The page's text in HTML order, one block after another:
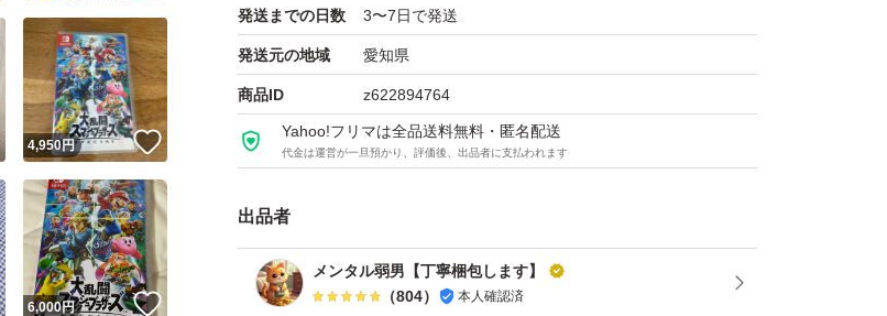
発送までの日数 3〜7日で発送
発送元の地域 愛知県
商品ID z622894764
Yahoo!フリマは全品送料無料・匿名配送
代金は運営が一旦預かり、評価後、出品者に支払われます
出品者
メンタル弱男【丁寧梱包します】
（804） 本人確認済
いいね！
4,950円 いいね！
いいね！
6,000円